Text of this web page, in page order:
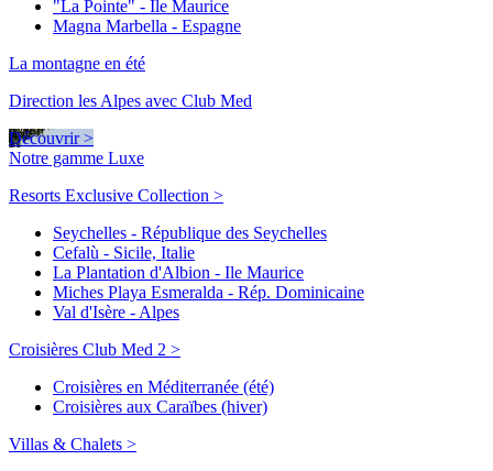
"La Pointe" - Ile Maurice
Magna Marbella - Espagne
La montagne en été
Direction les Alpes avec Club Med
Découvrir >
Notre gamme Luxe
Resorts Exclusive Collection >
Seychelles - République des Seychelles
Cefalù - Sicile, Italie
La Plantation d'Albion - Ile Maurice
Miches Playa Esmeralda - Rép. Dominicaine
Val d'Isère - Alpes
Croisières Club Med 2 >
Croisières en Méditerranée (été)
Croisières aux Caraïbes (hiver)
Villas & Chalets >